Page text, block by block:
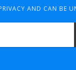
AND CAN BE